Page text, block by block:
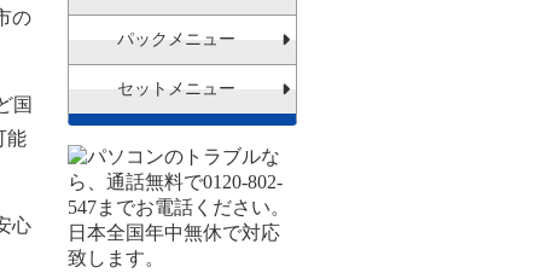
の
国
能
心
パックメニュー
セットメニュー